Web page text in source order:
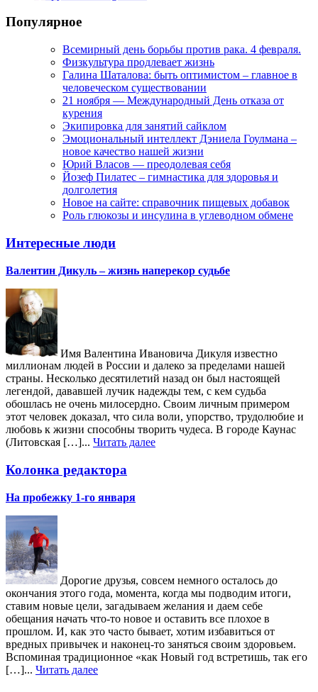
Популярное
Всемирный день борьбы против рака. 4 февраля.
Физкультура продлевает жизнь
Галина Шаталова: быть оптимистом – главное в
человеческом существовании
21 ноября — Международный День отказа от
курения
Экипировка для занятий сайклом
Эмоциональный интеллект Дэниела Гоулмана –
новое качество нашей жизни
Юрий Власов — преодолевая себя
Йозеф Пилатес – гимнастика для здоровья и
долголетия
Новое на сайте: справочник пищевых добавок
Роль глюкозы и инсулина в углеводном обмене
Интересные люди
Валентин Дикуль – жизнь наперекор судьбе
Имя Валентина Ивановича Дикуля известно
миллионам людей в России и далеко за пределами нашей
страны. Несколько десятилетий назад он был настоящей
легендой, дававшей лучик надежды тем, с кем судьба
обошлась не очень милосердно. Своим личным примером
этот человек доказал, что сила воли, упорство, трудолюбие и
любовь к жизни способны творить чудеса. В городе Каунас
(Литовская […]... Читать далее
Колонка редактора
На пробежку 1-го января
Дорогие друзья, совсем немного осталось до
окончания этого года, момента, когда мы подводим итоги,
ставим новые цели, загадываем желания и даем себе
обещания начать что-то новое и оставить все плохое в
прошлом. И, как это часто бывает, хотим избавиться от
вредных привычек и наконец-то заняться своим здоровьем.
Вспоминая традиционное «как Новый год встретишь, так его
[…]... Читать далее